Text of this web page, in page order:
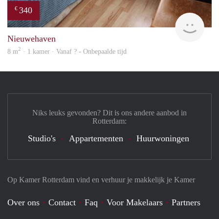
€ 340
Nieuwehaven
8 m2 · 1 kamer · Vanaf ? - Onbepaalde tijd
Op Kamer Rotterdam vind en verhuur je makkelijk je Kamer
Over ons Contact Faq Voor Makelaars
Partners
Niks leuks gevonden? Dit is ons andere aanbod in
Rotterdam:
Studio's Appartementen Huurwoningen